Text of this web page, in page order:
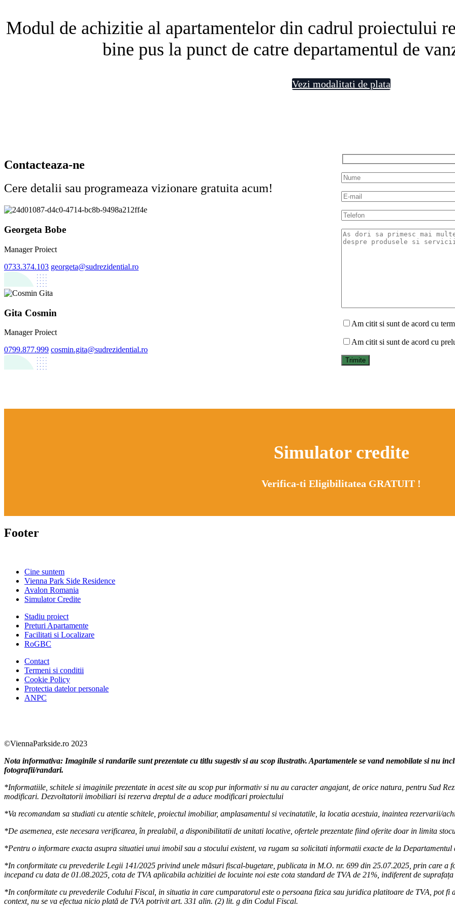
Modul de achizitie al apartamentelor din cadrul proiectului
bine pus la punct de catre departamentul de
Vezi modalitati de plata
Contacteaza-ne
Cere detalii sau programeaza vizionare gratuita acum!
Georgeta Bobe
Manager Proiect
0733.374.103 georgeta@sudrezidential.ro
Gita Cosmin
Manager Proiect
0799.877.999 cosmin.gita@sudrezidential.ro
Am citit si sunt de acord cu
Am citit si sunt de acord cu
Simulator credite
Verifica-ti Eligibilitatea GRATUIT !
Footer
Cine suntem
Vienna Park Side Residence
Avalon Romania
Simulator Credite
Stadiu proiect
Preturi Apartamente
Facilitati si Localizare
RoGBC
Contact
Termeni si conditii
Cookie Policy
Protectia datelor personale
ANPC
©ViennaParkside.ro 2023
Nota informativa: Imaginile si randarile sunt prezentate cu titlu sugestiv si au scop ilustrativ. Apartamentele se vand nemobilate si nu
fotografii/randari.
*Informatiile, schitele si imaginile prezentate in acest site au scop pur informativ si nu au caracter angajant, de orice natura, pentru Sud
modificari. Dezvoltatorii imobiliari isi rezerva dreptul de a aduce modificari proiectului
*Va recomandam sa studiati cu atentie schitele, proiectul imobiliar, amplasamentul si vecinatatile, la locatia acestuia, inaintea rezervarii/
*De asemenea, este necesara verificarea, în prealabil, a disponibilitatii de unitati locative, ofertele prezentate fiind oferite doar in limita
*Pentru o informare exacta asupra situatiei unui imobil sau a stocului existent, va rugam sa solicitati informatii exacte de la Departamentul
*In conformitate cu prevederile Legii 141/2025 privind unele măsuri fiscal-bugetare, publicata in M.O. nr. 699 din 25.07.2025, prin care a
incepand cu data de 01.08.2025, cota de TVA aplicabila achizitiei de locuinte noi este cota standard de TVA de 21%, indiferent de
*In conformitate cu prevederile Codului Fiscal, in situatia in care cumparatorul este o persoana fizica sau juridica platitoare de TVA, pot
context, nu se va efectua nicio plată de TVA potrivit art. 331 alin. (2) lit. g din Codul Fiscal.